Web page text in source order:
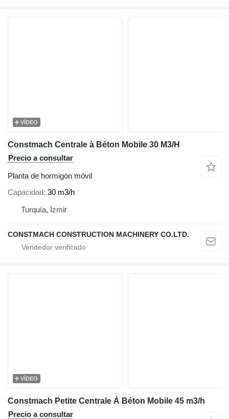
VÍDEO
Constmach Centrale à Béton Mobile 30 M3/H
Precio a consultar
Planta de hormigón móvil
Capacidad 30 m3/h
Turquía, İzmir
CONSTMACH CONSTRUCTION MACHINERY CO.LTD.
VÍDEO
Constmach Petite Centrale À Béton Mobile 45 m3/h
Precio a consultar